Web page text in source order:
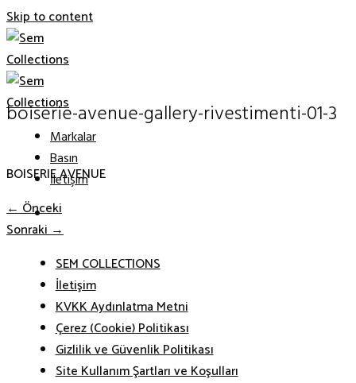
Skip to content
Markalar
Basın
İletişim
boiserie-avenue-gallery-rivestimenti-01-3
BOISERIE AVENUE
←Önceki
Sonraki→
SEM COLLECTIONS
İletişim
KVKK Aydınlatma Metni
Çerez (Cookie) Politikası
Gizlilik ve Güvenlik Politikası
Site Kullanım Şartları ve Koşulları